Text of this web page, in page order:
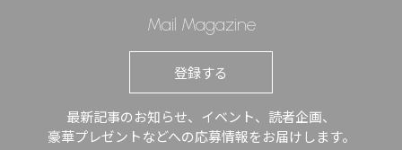
Mail Magazine
登録する
最新記事のお知らせ、イベント、読者企画、
豪華プレゼントなどへの応募情報をお届けします。